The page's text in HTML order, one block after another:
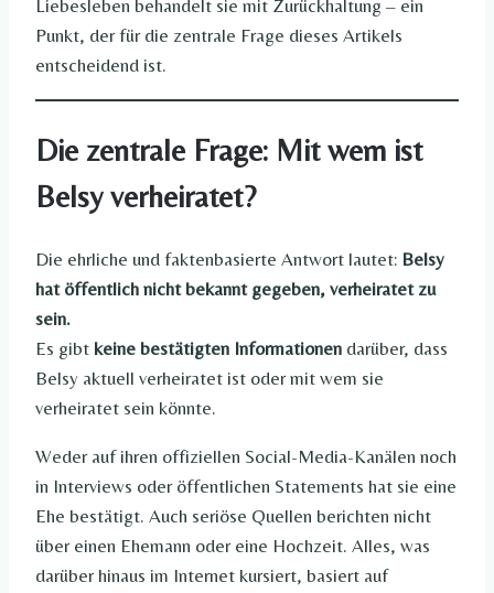
Liebesleben behandelt sie mit Zurückhaltung – ein
Punkt, der für die zentrale Frage dieses Artikels
entscheidend ist.
Die zentrale Frage: Mit wem ist
Belsy verheiratet?
Die ehrliche und faktenbasierte Antwort lautet: Belsy
hat öffentlich nicht bekannt gegeben, verheiratet zu
sein.
Es gibt keine bestätigten Informationen darüber, dass
Belsy aktuell verheiratet ist oder mit wem sie
verheiratet sein könnte.
Weder auf ihren offiziellen Social-Media-Kanälen noch
in Interviews oder öffentlichen Statements hat sie eine
Ehe bestätigt. Auch seriöse Quellen berichten nicht
über einen Ehemann oder eine Hochzeit. Alles, was
darüber hinaus im Internet kursiert, basiert auf